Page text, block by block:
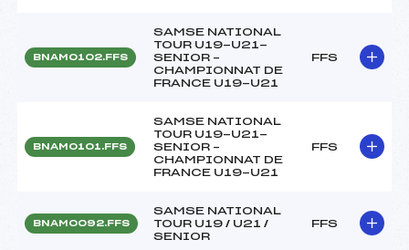
BNAM0102.FFS
SAMSE NATIONAL
TOUR U19-U21-
SENIOR –
CHAMPIONNAT DE
FRANCE U19-U21
FFS
BNAM0101.FFS
SAMSE NATIONAL
TOUR U19-U21-
SENIOR –
CHAMPIONNAT DE
FRANCE U19-U21
FFS
BNAM0092.FFS
SAMSE NATIONAL
TOUR U19 / U21 /
SENIOR
FFS